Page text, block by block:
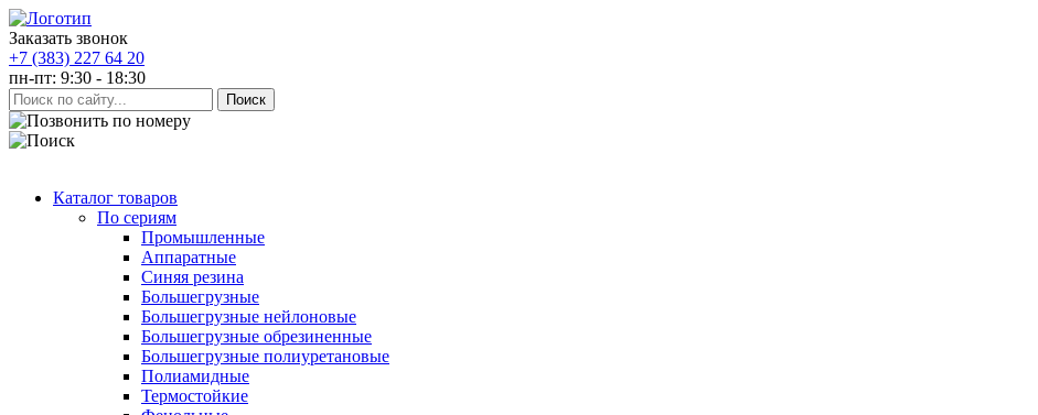
Заказать звонок
+7 (383) 227 64 20
пн-пт: 9:30 - 18:30
Каталог товаров
По сериям
Промышленные
Аппаратные
Синяя резина
Большегрузные
Большегрузные нейлоновые
Большегрузные обрезиненные
Большегрузные полиуретановые
Полиамидные
Термостойкие